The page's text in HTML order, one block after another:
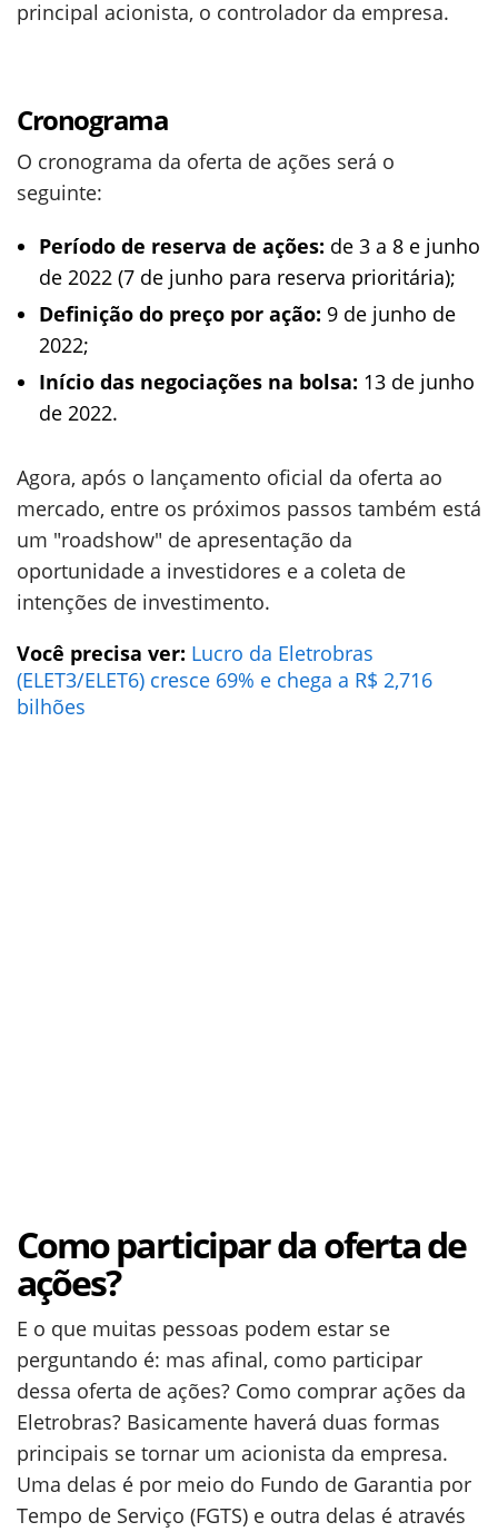
principal acionista, o controlador da empresa.
Cronograma
O cronograma da oferta de ações será o
seguinte:
Período de reserva de ações: de 3 a 8 e junho
de 2022 (7 de junho para reserva prioritária);
Definição do preço por ação: 9 de junho de
2022;
Início das negociações na bolsa: 13 de junho
de 2022.
Agora, após o lançamento oficial da oferta ao
mercado, entre os próximos passos também está
um "roadshow" de apresentação da
oportunidade a investidores e a coleta de
intenções de investimento.
Você precisa ver: Lucro da Eletrobras
(ELET3/ELET6) cresce 69% e chega a R$ 2,716
bilhões
Como participar da oferta de
ações?
E o que muitas pessoas podem estar se
perguntando é: mas afinal, como participar
dessa oferta de ações? Como comprar ações da
Eletrobras? Basicamente haverá duas formas
principais se tornar um acionista da empresa.
Uma delas é por meio do Fundo de Garantia por
Tempo de Serviço (FGTS) e outra delas é através